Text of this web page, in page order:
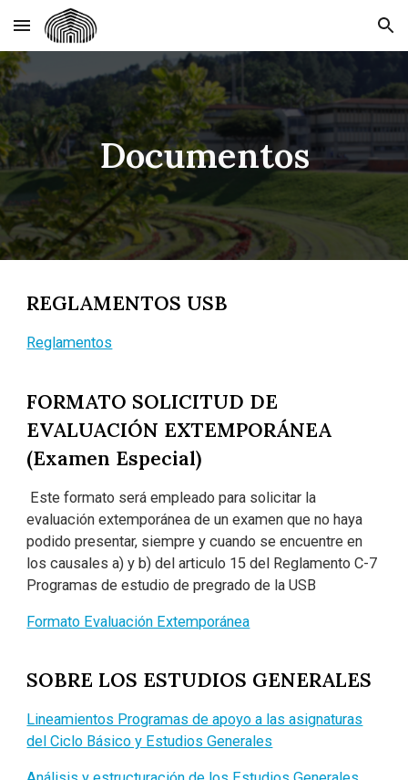
Skip to main content Skip to navigation
Documentos
REGLAMENTOS USB
Reglamentos
FORMATO SOLICITUD DE
EVALUACIÓN EXTEMPORÁNEA
(Examen Especial)
Este formato será empleado para solicitar la
evaluación extemporánea de un examen que no haya
podido presentar, siempre y cuando se encuentre en
los causales a) y b) del articulo 15 del Reglamento C-7
Programas de estudio de pregrado de la USB
Formato Evaluación Extemporánea
SOBRE LOS ESTUDIOS GENERALES
Lineamientos Programas de apoyo a las asignaturas
del Ciclo Básico y Estudios Generales